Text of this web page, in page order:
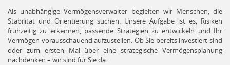
Als unabhängige Vermögensverwalter begleiten wir Menschen, die
Stabilität und Orientierung suchen. Unsere Aufgabe ist es, Risiken
frühzeitig zu erkennen, passende Strategien zu entwickeln und Ihr
Vermögen vorausschauend aufzustellen. Ob Sie bereits investiert sind
oder zum ersten Mal über eine strategische Vermögensplanung
nachdenken – wir sind für Sie da.